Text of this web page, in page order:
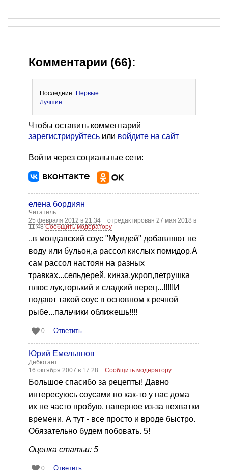
Комментарии (66):
Последние
Первые
Лучшие
Чтобы оставить комментарий
зарегистрируйтесь или войдите на сайт
Войти через социальные сети:
елена бордиян
Читатель
25 февраля 2012 в 21:34
отредактирован 27 мая 2018 в
11:48Сообщить модератору
..в молдавский соус "Муждей" добавляют не
воду или бульон,а рассол кислых помидор.А
сам рассол настоян на разных
травках...сельдерей, кинза,укроп,петрушка
плюс лук,горький и сладкий перец...!!!!!И
подают такой соус в основном к речной
рыбе...пальчики оближешь!!!!
0 Ответить
Юрий Емельянов
Дебютант
16 октября 2007 в 17:28
Сообщить модератору
Большое спасибо за рецепты! Давно
интересуюсь соусами но как-то у нас дома
их не часто пробую, наверное из-за нехватки
времени. А тут - все просто и вроде быстро.
Обязательно будем побовать. 5!
Оценка статьи: 5
0 Ответить